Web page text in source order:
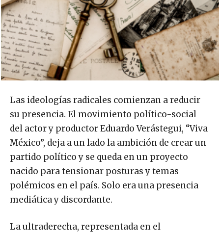
Las ideologías radicales comienzan a reducir
su presencia. El movimiento político-social
del actor y productor Eduardo Verástegui, “Viva
México”, deja a un lado la ambición de crear un
partido político y se queda en un proyecto
nacido para tensionar posturas y temas
polémicos en el país. Solo era una presencia
mediática y discordante.
La ultraderecha, representada en el